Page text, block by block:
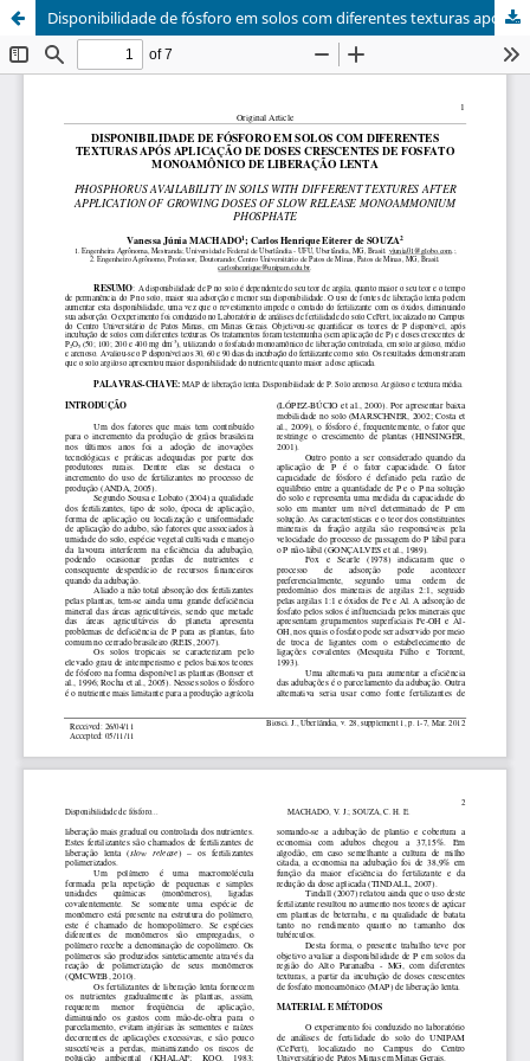
Disponibilidade de fósforo em solos com diferentes texturas após aplicação de doses crescentes de fosfato monoamônico de liberação lenta